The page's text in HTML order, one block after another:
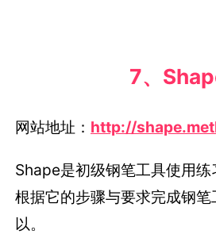
7、
网站地址： http://
Shape是初级钢笔工具使用
根据它的步骤与要求完成钢
以。